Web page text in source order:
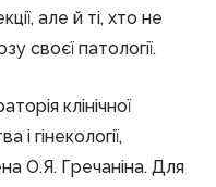
але й ті, хто не
своєї патології.
клінічної
гінекології,
О.Я. Гречаніна. Для